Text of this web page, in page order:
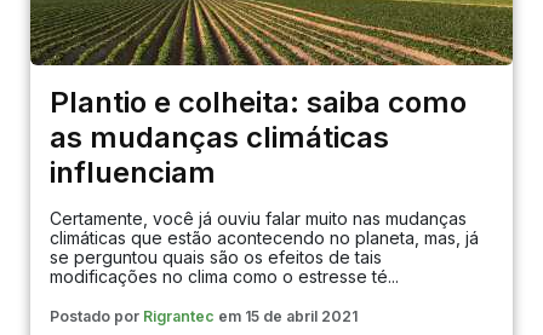
Plantio e colheita: saiba como
as mudanças climáticas
influenciam
Certamente, você já ouviu falar muito nas mudanças
climáticas que estão acontecendo no planeta, mas, já
se perguntou quais são os efeitos de tais
modificações no clima como o estresse té...
Postado por Rigrantec em 15 de abril 2021